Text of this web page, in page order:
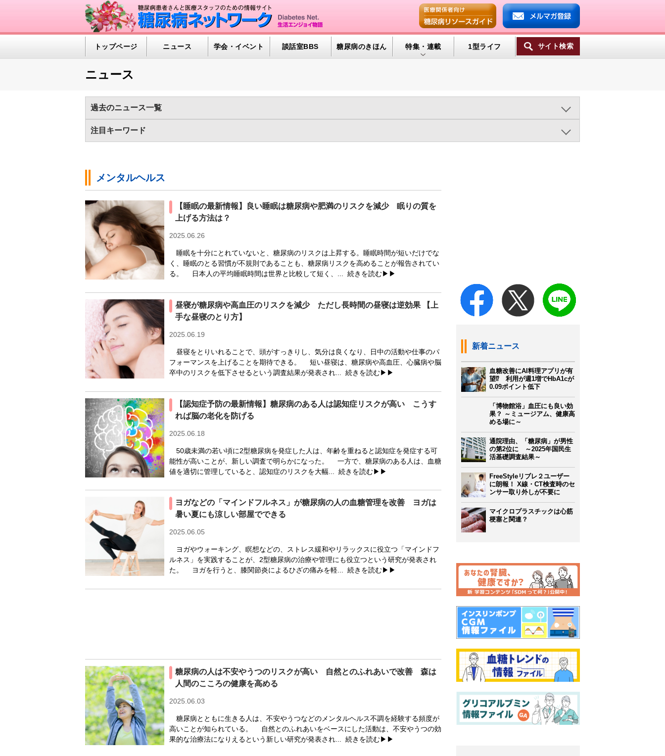
トップページ ニュース 学会・イベント 談話室BBS 糖尿病のきほん 特集・連載 1型ライフ サイト検索
ニュース
過去のニュース一覧
2026年 2025年
2013年
2012年 2011年 2010年 2009年 2008年 2007年 2006年 2005年 2004年 2003年
注目キーワード
糖尿病の検査（HbA1c 他）（586)
メンタルヘルス
【睡眠の最新情報】良い睡眠は糖尿病や肥満のリスクを減少 眠りの質を
上げる方法は？
2025.06.26
睡眠を十分にとれていないと、糖尿病のリスクは上昇する。睡眠時間が短いだけでな
く、睡眠のとる習慣が不規則であることも、糖尿病リスクを高めることが報告されてい
る。 日本人の平均睡眠時間は世界と比較して短く、... 続きを読む▶▶
昼寝が糖尿病や高血圧のリスクを減少 ただし長時間の昼寝は逆効果 【上
手な昼寝のとり方】
2025.06.19
昼寝をとりいれることで、頭がすっきりし、気分は良くなり、日中の活動や仕事のパ
フォーマンスを上げることを期待できる。 短い昼寝は、糖尿病や高血圧、心臓病や脳
卒中のリスクを低下させるという調査結果が発表され... 続きを読む▶▶
【認知症予防の最新情報】糖尿病のある人は認知症リスクが高い こうす
れば脳の老化を防げる
2025.06.18
50歳未満の若い頃に2型糖尿病を発症した人は、年齢を重ねると認知症を発症する可
能性が高いことが、新しい調査で明らかになった。 一方で、糖尿病のある人は、血糖
値を適切に管理していると、認知症のリスクを大幅... 続きを読む▶▶
ヨガなどの「マインドフルネス」が糖尿病の人の血糖管理を改善 ヨガは
暑い夏にも涼しい部屋でできる
2025.06.05
ヨガやウォーキング、瞑想などの、ストレス緩和やリラックスに役立つ「マインドフ
ルネス」を実践することが、2型糖尿病の治療や管理にも役立つという研究が発表され
た。 ヨガを行うと、膝関節炎によるひざの痛みを軽... 続きを読む▶▶
糖尿病の人は不安やうつのリスクが高い 自然とのふれあいで改善 森は
人間のこころの健康を高める
2025.06.03
糖尿病とともに生きる人は、不安やうつなどのメンタルヘルス不調を経験する頻度が
高いことが知られている。 自然とのふれあいをベースにした活動は、不安やうつの効
果的な治療法になりえるという新しい研究が発表され... 続きを読む▶▶
新着ニュース
血糖改善にAI料理アプリが有
望⁉ 利用が週1増でHbA1cが
0.09ポイント低下
「博物館浴」血圧にも良い効
果？ ～ミュージアム、健康高
める場に～
通院理由、「糖尿病」が男性
の第2位に ～2025年国民生
活基礎調査結果～
FreeStyleリブレ２ユーザー
に朗報！ X線・CT検査時のセ
ンサー取り外しが不要に
マイクロプラスチックは心筋
梗塞と関連？